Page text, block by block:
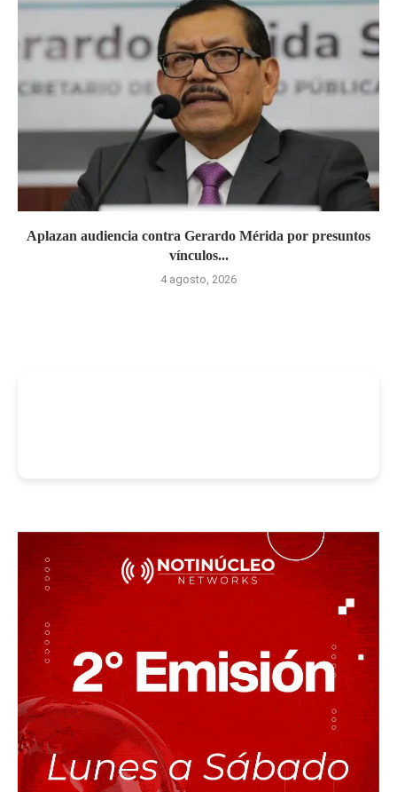
Aplazan audiencia contra Gerardo Mérida por presuntos
vínculos...
4 agosto, 2026